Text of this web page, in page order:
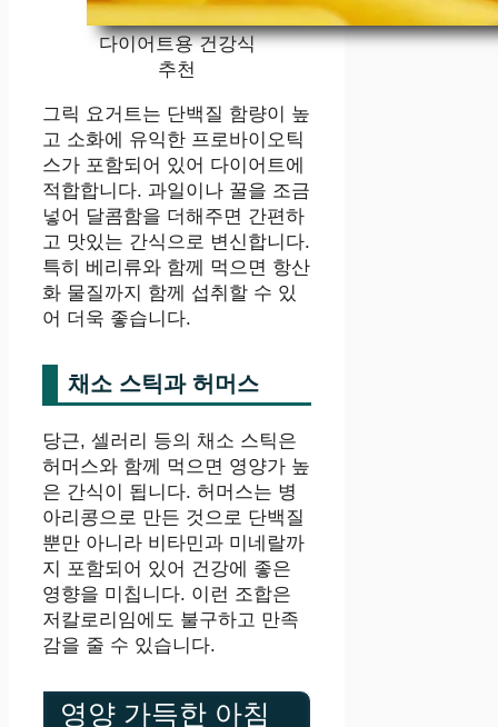
다이어트용 건강식
추천
그릭 요거트는 단백질 함량이 높
고 소화에 유익한 프로바이오틱
스가 포함되어 있어 다이어트에
적합합니다. 과일이나 꿀을 조금
넣어 달콤함을 더해주면 간편하
고 맛있는 간식으로 변신합니다.
특히 베리류와 함께 먹으면 항산
화 물질까지 함께 섭취할 수 있
어 더욱 좋습니다.
채소 스틱과 허머스
당근, 셀러리 등의 채소 스틱은
허머스와 함께 먹으면 영양가 높
은 간식이 됩니다. 허머스는 병
아리콩으로 만든 것으로 단백질
뿐만 아니라 비타민과 미네랄까
지 포함되어 있어 건강에 좋은
영향을 미칩니다. 이런 조합은
저칼로리임에도 불구하고 만족
감을 줄 수 있습니다.
영양 가득한 아침